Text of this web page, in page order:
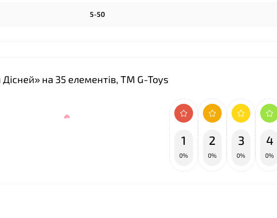
5-50
на 35 елементів, ТМ G-Toys
1
0%
2
0%
3
0%
4
0%